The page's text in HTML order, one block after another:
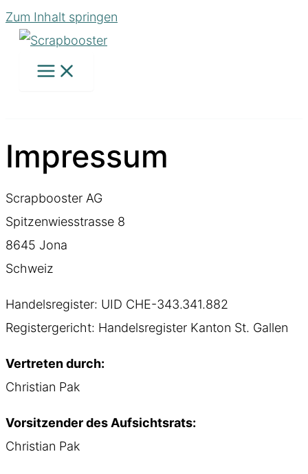
Zum Inhalt springen
Impressum
Scrapbooster AG
Spitzenwiesstrasse 8
8645 Jona
Schweiz
Handelsregister: UID CHE-343.341.882
Registergericht: Handelsregister Kanton St. Gallen
Vertreten durch:
Christian Pak
Vorsitzender des Aufsichtsrats:
Christian Pak